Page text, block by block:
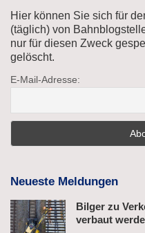
Hier können Sie sich für
(täglich) von
nur für diesen Zweck
gelöscht.
E-Mail-Adresse:
Neueste Meldungen
Bilger zu
verbaut